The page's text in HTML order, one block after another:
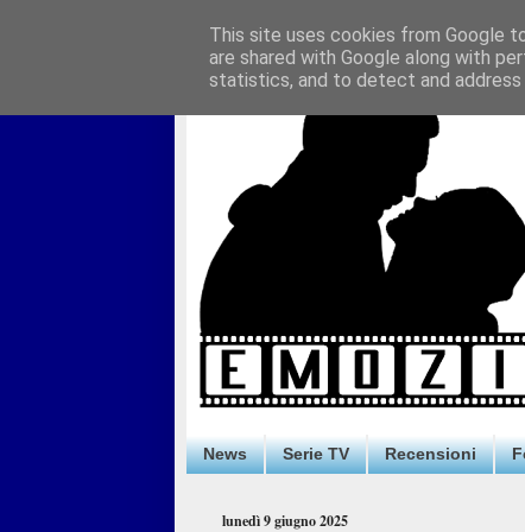
News Serie TV Recensioni
lunedì 9 giugno 2025
This site uses cookies from Google
are shared with Google along with
statistics, and to detect and address